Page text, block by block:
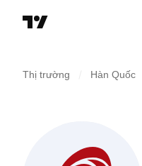
Thị trường Hàn Quốc